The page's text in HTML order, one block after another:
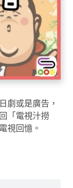
劇或是廣告，
「電視汁撈
視回憶。